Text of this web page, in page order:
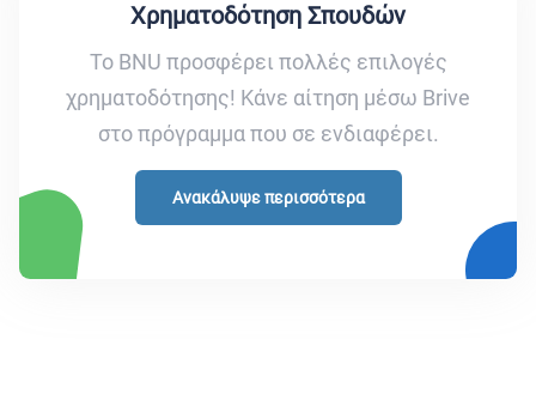
Χρηματοδότηση Σπουδών
Το BNU προσφέρει πολλές επιλογές
χρηματοδότησης! Κάνε αίτηση μέσω Brive
στο πρόγραμμα που σε ενδιαφέρει.
Ανακάλυψε περισσότερα